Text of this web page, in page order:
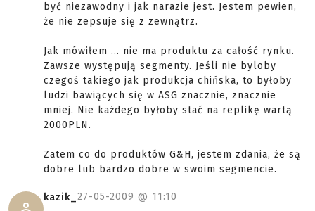
być niezawodny i jak narazie jest. Jestem pewien,
że nie zepsuje się z zewnątrz.
Jak mówiłem ... nie ma produktu za całość rynku.
Zawsze występują segmenty. Jeśli nie byloby
czegoś takiego jak produkcja chińska, to byłoby
ludzi bawiących się w ASG znacznie, znacznie
mniej. Nie każdego byłoby stać na replikę wartą
2000PLN.
Zatem co do produktów G&H, jestem zdania, że są
dobre lub bardzo dobre w swoim segmencie.
kazik_ 27-05-2009 @ 11:10